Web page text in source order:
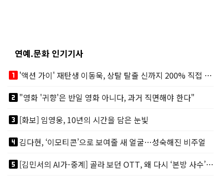
연예.문화 인기기사
looks_one
'액션 가이' 재탄생 이동욱, 상탈 탈출 신까지 200% 직접 소화
looks_two"영화 '귀향'은 반일 영화 아니다, 과거 직면해야 한다"
looks_3[화보] 임영웅, 10년의 시간을 담은 눈빛
looks_4김다현, ‘이모티콘’으로 보여줄 새 얼굴…성숙해진 비주얼
looks_5
[김민서의 AI가-중계] 골라 보던 OTT, 왜 다시 ‘본방 사수’를 부르나